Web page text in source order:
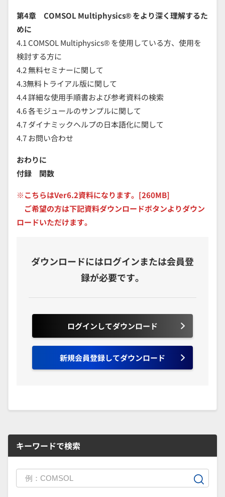
第4章 COMSOL Multiphysics® をより深く理解するた
めに
4.1 COMSOL Multiphysics® を使用している方、使用を
検討する方に
4.2 無料セミナーに関して
4.3無料トライアル版に関して
4.4 詳細な使用手順書および参考資料の検索
4.6 各モジュールのサンプルに関して
4.7 ダイナミックヘルプの日本語化に関して
4.7 お問い合わせ
おわりに
付録 関数
※こちらはVer6.2資料になります。[260MB]
ご希望の方は下記資料ダウンロードボタンよりダウン
ロードいただけます。
ダウンロードにはログインまたは会員登
録が必要です。
ログインしてダウンロード
新規会員登録してダウンロード
キーワードで検索